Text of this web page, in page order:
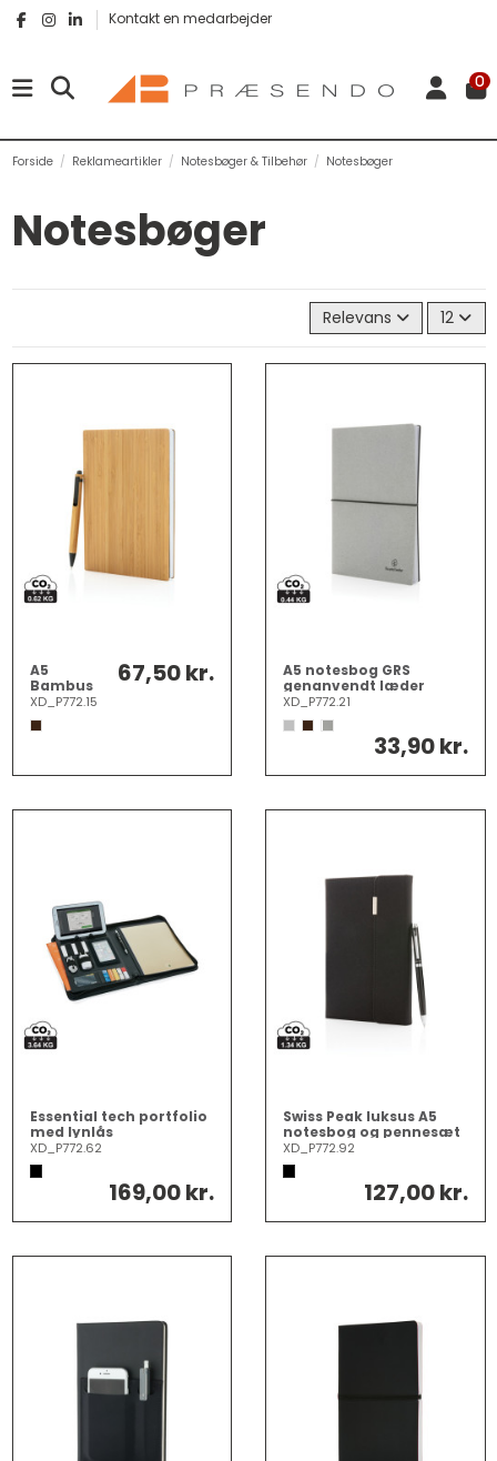
Kontakt en medarbejder
0
Forside Reklameartikler Notesbøger & Tilbehør Notesbøger
Notesbøger
Relevans 12
A5
Bambus
notesbog
&
pennesæt
XD_P772.15
67,50 kr.
A5 notesbog GRS
genanvendt læder
XD_P772.21
33,90 kr.
Essential tech portfolio
med lynlås
XD_P772.62
169,00 kr.
Swiss Peak luksus A5
notesbog og pennesæt
XD_P772.92
127,00 kr.